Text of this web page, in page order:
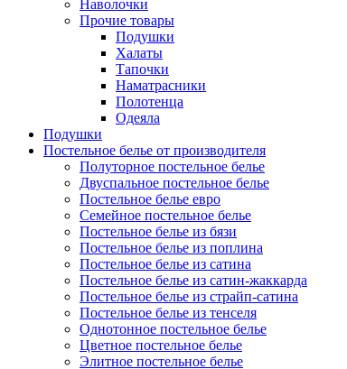
Наволочки
Прочие товары
Подушки
Халаты
Тапочки
Наматрасники
Полотенца
Одеяла
Подушки
Постельное белье от производителя
Полуторное постельное белье
Двуспальное постельное белье
Постельное белье евро
Семейное постельное белье
Постельное белье из бязи
Постельное белье из поплина
Постельное белье из сатина
Постельное белье из сатин-жаккарда
Постельное белье из страйп-сатина
Постельное белье из тенселя
Однотонное постельное белье
Цветное постельное белье
Элитное постельное белье